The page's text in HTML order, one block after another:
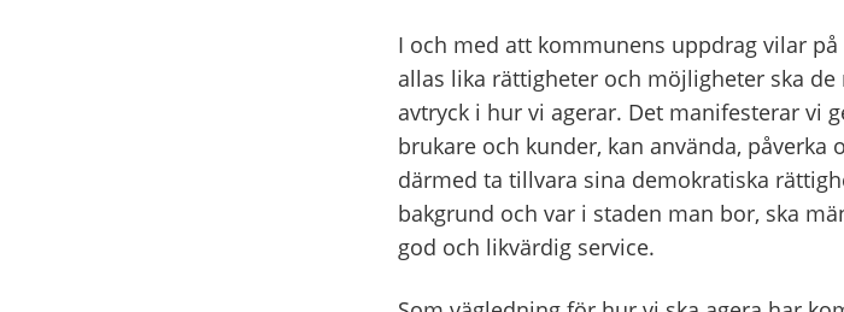
I och med att kommunens uppdrag vilar
allas lika rättigheter och möjligheter ska
avtryck i hur vi agerar. Det manifesterar vi
brukare och kunder, kan använda,
därmed ta tillvara sina demokratiska
bakgrund och var i staden man bor, ska
god och likvärdig service.